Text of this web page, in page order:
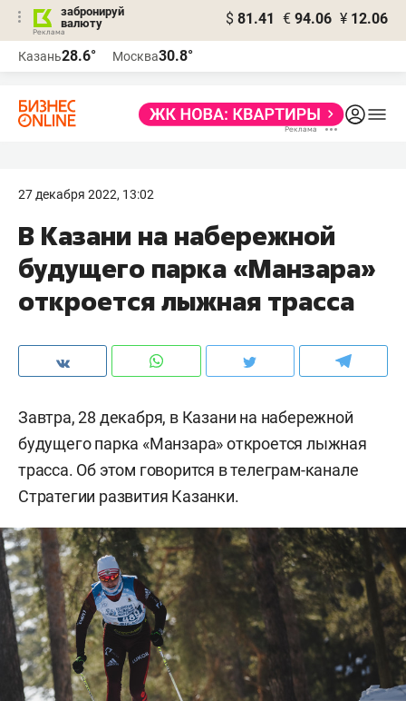
забронируй
валюту
$ 81.41 € 94.06 ¥ 12.06
Казань28.6° Москва30.8°
27 декабря 2022, 13:02
В Казани на набережной
будущего парка «Манзара»
откроется лыжная трасса
Завтра, 28 декабря, в Казани на набережной
будущего парка «Манзара» откроется лыжная
трасса. Об этом говорится в телеграм-канале
Стратегии развития Казанки.